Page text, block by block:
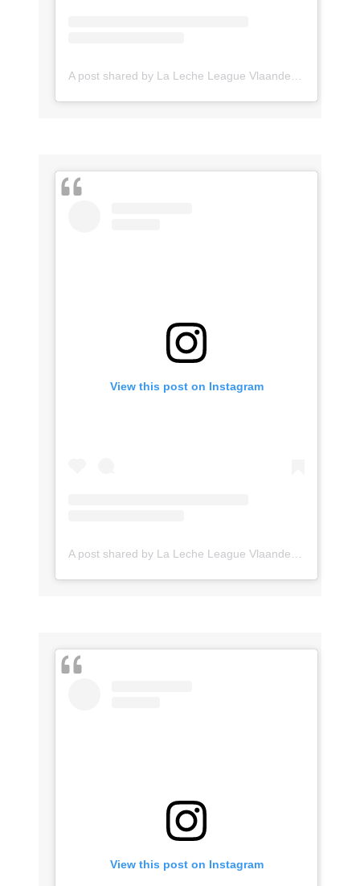
A post shared by La Leche League Vlaanderen (@lll_vlaanderen)
View this post on Instagram
View this post on Instagram